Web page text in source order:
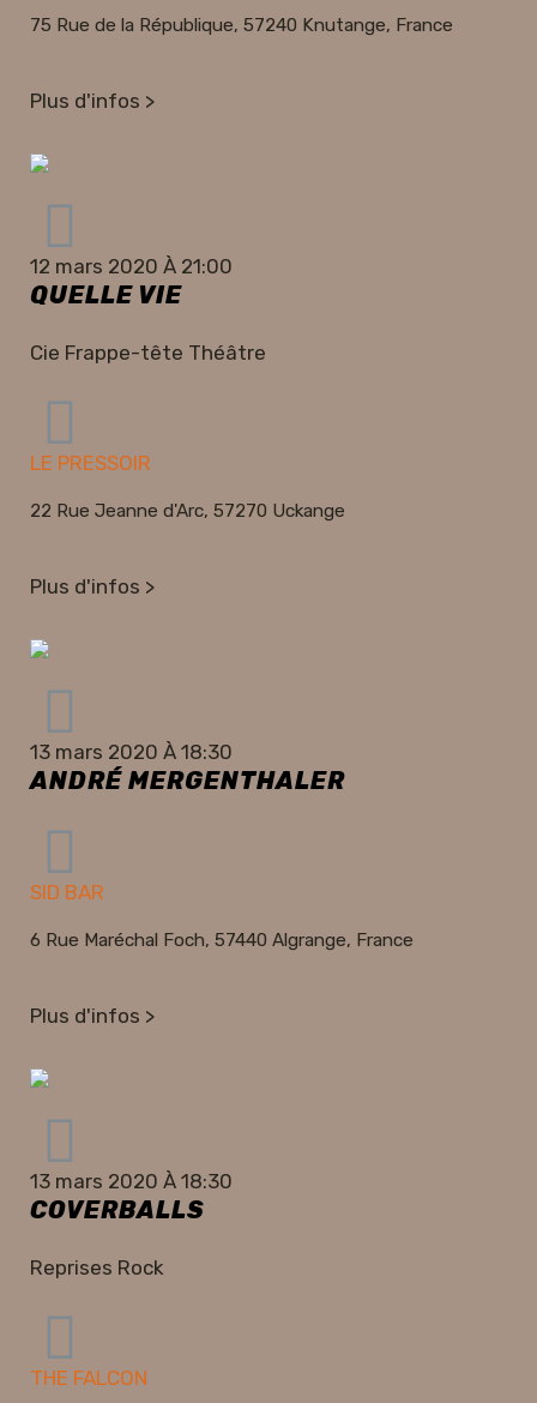
75 Rue de la République, 57240 Knutange, France
Plus d'infos >
12 mars 2020 À 21:00
QUELLE VIE
Cie Frappe-tête Théâtre
LE PRESSOIR
22 Rue Jeanne d'Arc, 57270 Uckange
Plus d'infos >
13 mars 2020 À 18:30
ANDRÉ MERGENTHALER
SID BAR
6 Rue Maréchal Foch, 57440 Algrange, France
Plus d'infos >
13 mars 2020 À 18:30
COVERBALLS
Reprises Rock
THE FALCON